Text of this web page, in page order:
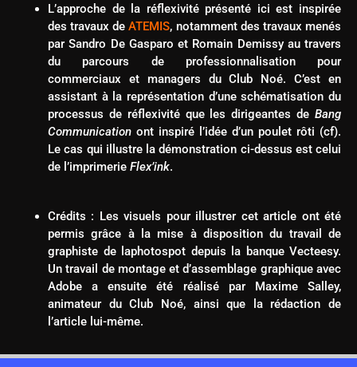
L’approche de la réflexivité présenté ici est inspirée
des travaux de ATEMIS, notamment des travaux menés
par Sandro De Gasparo et Romain Demissy au travers
du parcours de professionnalisation pour
commerciaux et managers du Club Noé. C’est en
assistant à la représentation d’une schématisation du
processus de réflexivité que les dirigeantes de Bang
Communication ont inspiré l’idée d’un poulet rôti (cf).
Le cas qui illustre la démonstration ci-dessus est celui
de l’imprimerie Flex’ink.
Crédits : Les visuels pour illustrer cet article ont été
permis grâce à la mise à disposition du travail de
graphiste de laphotospot depuis la banque Vecteesy.
Un travail de montage et d’assemblage graphique avec
Adobe a ensuite été réalisé par Maxime Salley,
animateur du Club Noé, ainsi que la rédaction de
l’article lui-même.